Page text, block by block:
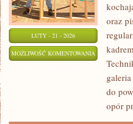
LUTY - 21 - 2026
MOŻLIWOŚĆ KOMENTOWANIA RYSUNEK
CYFROWY
oraz
do
opór